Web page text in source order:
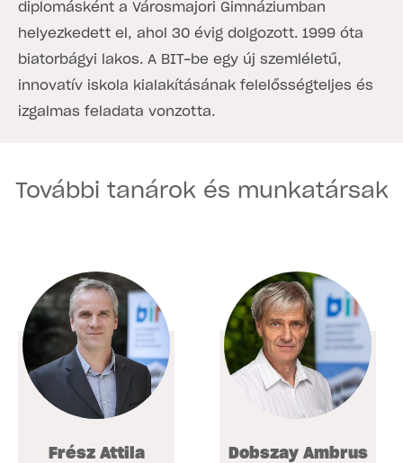
diplomásként a Városmajori Gimnáziumban
helyezkedett el, ahol 30 évig dolgozott. 1999 óta
biatorbágyi lakos. A BIT-be egy új szemléletű,
innovatív iskola kialakításának felelősségteljes és
izgalmas feladata vonzotta.
További tanárok és munkatársak
Frész Attila Dobszay Ambrus